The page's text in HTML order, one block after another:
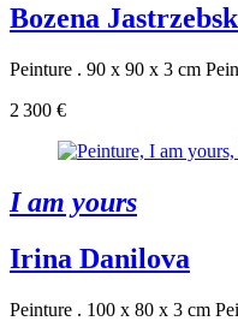
Bozena
Peinture . 90 x 90 x 3 cm
2 300 €
I am yours
Irina Danilova
Peinture . 100 x 80 x 3 cm